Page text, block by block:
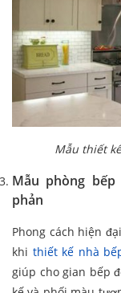
Mẫu thiết
Mẫu phòng
phản
Phong cách hiện
khi thiết kế nhà
giúp cho gian bếp